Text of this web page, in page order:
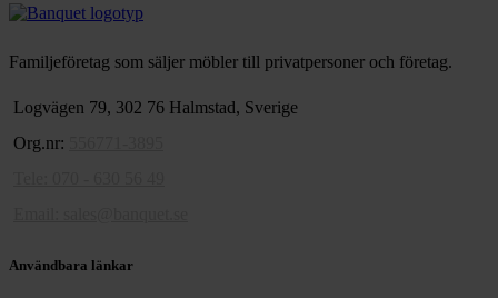
Familjeföretag som säljer möbler till privatpersoner och företag.
Logvägen 79, 302 76 Halmstad, Sverige
Org.nr:
Användbara länkar